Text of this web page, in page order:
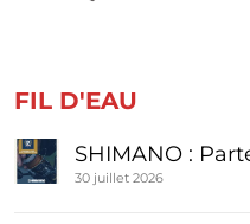
FIL D'EAU
SHIMANO :
30 juillet 2026